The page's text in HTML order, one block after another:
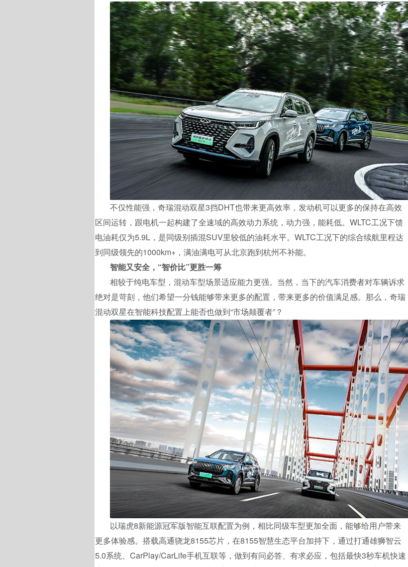
不仅性能强，奇瑞混动双星3挡DHT也带来更高效率，发动机可以更多的保持在高效
区间运转，跟电机一起构建了全速域的高效动力系统，动力强，能耗低。WLTC工况下馈
电油耗仅为5.9L，是同级别插混SUV里较低的油耗水平。WLTC工况下的综合续航里程达
到同级领先的1000km+，满油满电可从北京跑到杭州不补能。
智能又安全，“智价比”更胜一筹
相较于纯电车型，混动车型场景适应能力更强。当然，当下的汽车消费者对车辆诉求
绝对是苛刻，他们希望一分钱能够带来更多的配置，带来更多的价值满足感。那么，奇瑞
混动双星在智能科技配置上能否也做到“市场颠覆者”？
以瑞虎8新能源冠军版智能互联配置为例，相比同级车型更加全面，能够给用户带来
更多体验感。搭载高通骁龙8155芯片，在8155智慧生态平台加持下，通过打通雄狮智云
5.0系统、CarPlay/CarLife手机互联等，做到有问必答、有求必应，包括最快3秒车机快速